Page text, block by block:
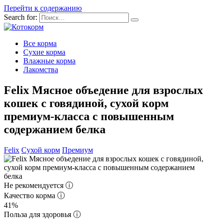
Перейти к содержанию
Search for:
Все корма
Сухие корма
Влажные корма
Лакомства
Felix Мясное объедение для взрослых
кошек с говядиной, сухой корм
премиум-класса с повышенным
содержанием белка
Felix Сухой корм Премиум
Не рекомендуется ⓘ
Качество корма ⓘ
41%
Польза для здоровья ⓘ